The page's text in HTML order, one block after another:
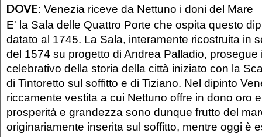
DOVE: Venezia riceve da Nettuno i doni del Mare
E' la Sala delle Quattro Porte che ospita questo
datato al 1745. La Sala, interamente ricostruita in
del 1574 su progetto di Andrea Palladio, prosegue
celebrativo della storia della città iniziato con la
di Tintoretto sul soffitto e di Tiziano. Nel dipinto
riccamente vestita a cui Nettuno offre in dono oro
prosperità e grandezza sono dunque frutto del
originariamente inserita sul soffitto, mentre oggi è